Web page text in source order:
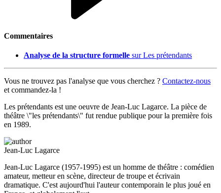
Commentaires
Analyse de la structure formelle sur Les prétendants
Vous ne trouvez pas l'analyse que vous cherchez ? Contactez-nous
et commandez-la !
Les prétendants est une oeuvre de Jean-Luc Lagarce. La pièce de
théâtre \"les prétendants\" fut rendue publique pour la première fois
en 1989.
Jean-Luc Lagarce
Jean-Luc Lagarce (1957-1995) est un homme de théâtre : comédien
amateur, metteur en scène, directeur de troupe et écrivain
dramatique. C'est aujourd'hui l'auteur contemporain le plus joué en